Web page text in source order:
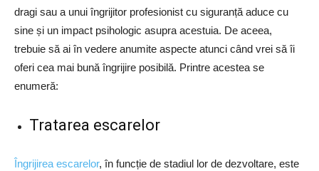
dragi sau a unui îngrijitor profesionist cu siguranță aduce cu
sine și un impact psihologic asupra acestuia. De aceea,
trebuie să ai în vedere anumite aspecte atunci când vrei să îi
oferi cea mai bună îngrijire posibilă. Printre acestea se
enumeră:
Tratarea escarelor
Îngrijirea escarelor, în funcție de stadiul lor de dezvoltare, este